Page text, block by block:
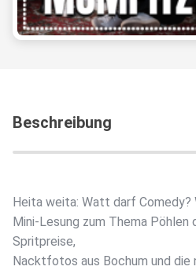
Beschreibung
Heita weita: Watt darf Comedy?
Mini-Lesung zum Thema Pöhlen
Spritpreise,
Nacktfotos aus Bochum und